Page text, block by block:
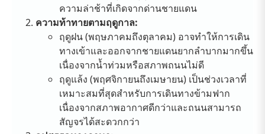
ความล่าช้าที่เกิดจากด่านชายแดน
ความท้าทายตามฤดูกาล:
ฤดูฝน (พฤษภาคมถึงตุลาคม) อาจทำให้การเดิน
ทางเข้าและออกจากชายแดนยากลำบากมากขึ้น
เนื่องจากน้ำท่วมหรือสภาพถนนไม่ดี
ฤดูแล้ง (พฤศจิกายนถึงเมษายน) เป็นช่วงเวลาที่
เหมาะสมที่สุดสำหรับการเดินทางข้ามฟาก
เนื่องจากสภาพอากาศดีกว่าและถนนสามารถ
สัญจรได้สะดวกกว่า